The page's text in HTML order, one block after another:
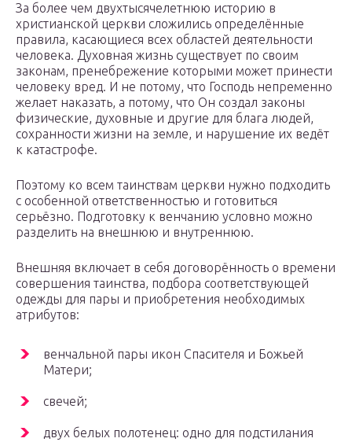
За более чем двухтысячелетнюю историю в
христианской церкви сложились определённые
правила, касающиеся всех областей деятельности
человека. Духовная жизнь существует по своим
законам, пренебрежение которыми может принести
человеку вред. И не потому, что Господь непременно
желает наказать, а потому, что Он создал законы
физические, духовные и другие для блага людей,
сохранности жизни на земле, и нарушение их ведёт
к катастрофе.
Поэтому ко всем таинствам церкви нужно подходить
с особенной ответственностью и готовиться
серьёзно. Подготовку к венчанию условно можно
разделить на внешнюю и внутреннюю.
Внешняя включает в себя договорённость о времени
совершения таинства, подбора соответствующей
одежды для пары и приобретения необходимых
атрибутов:
венчальной пары икон Спасителя и Божьей
Матери;
свечей;
двух белых полотенец: одно для подстилания